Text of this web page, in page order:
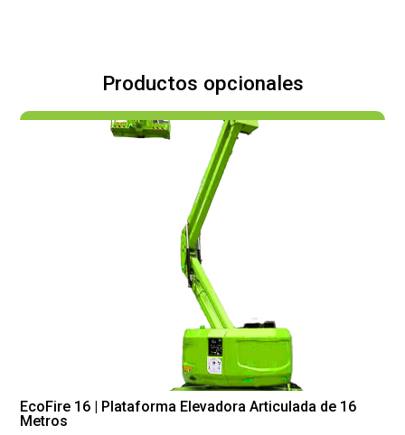
Productos opcionales
EcoFire 16 | Plataforma Elevadora Articulada de 16
Metros